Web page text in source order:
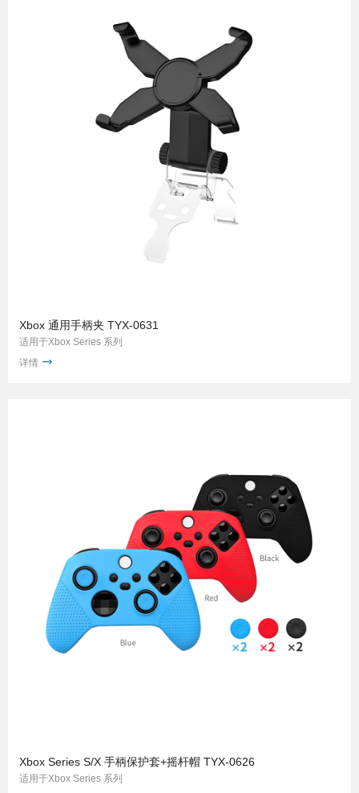
Xbox 通用手柄夹 TYX-0631
适用于Xbox Series 系列
详情
Xbox Series S/X 手柄保护套+摇杆帽 TYX-0626
适用于Xbox Series 系列